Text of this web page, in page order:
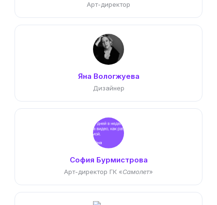
Арт-директор
Яна Вологжуева
Дизайнер
София Бурмистрова
Арт-директор ГК «Самолет»